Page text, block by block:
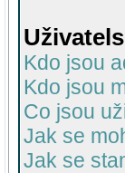
Kdo jsou
Kdo jsou
Co jsou
Jak se
Jak se